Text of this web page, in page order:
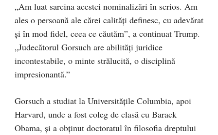
„Am luat sarcina acestei nominalizări în serios. Am
ales o persoană ale cărei calități definesc, cu adevărat
și în mod fidel, ceea ce căutăm”, a continuat Trump.
„Judecătorul Gorsuch are abilități juridice
incontestabile, o minte strălucită, o disciplină
impresionantă.”
Gorsuch a studiat la Universitățile Columbia, apoi
Harvard, unde a fost coleg de clasă cu Barack
Obama, și a obținut doctoratul în filosofia dreptului